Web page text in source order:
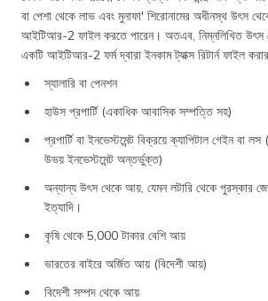
বা পেশা থেকে লাভ এবং মুনাফা' শিরোনামের অধীনস্থ উৎস
আইটিআর-2 ফাইল করতে পারেন। অতএব, নিম্নলিখিত
একটি আইটিআর-2 ফর্ম দ্বারা ইনকাম ট্যাক্স রিটার্ন ফাইল
স্যালারি বা পেনশন
হাউস প্রপার্টি (একাধিক আবাসিক সম্পত্তি সহ)
প্রপার্টি বা ইনভেস্টমেন্ট বিক্রয়ে ক্যাপিটাল গেইন বা লস
উভয় ইনভেস্টমেন্ট অন্তর্ভুক্ত)
অন্যান্য উৎস থেকে আয়, যেমন লটারি থেকে পুরস্কার
ইত্যাদি।
কৃষি থেকে 5,000 টাকার বেশি আয়
ভারতের বাইরে অর্জিত আয় (বিদেশী আয়)
বিদেশী সম্পদ থেকে আয়